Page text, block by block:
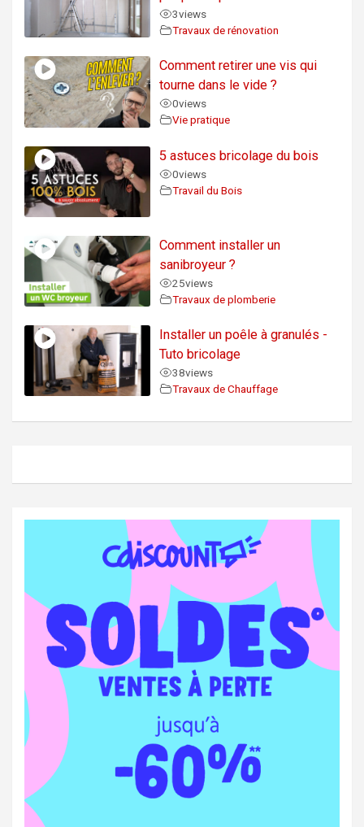
3views
Travaux de rénovation
Comment retirer une vis qui
tourne dans le vide ?
0views
Vie pratique
5 astuces bricolage du bois
0views
Travail du Bois
Comment installer un
sanibroyeur ?
25views
Travaux de plomberie
Installer un poêle à granulés -
Tuto bricolage
38views
Travaux de Chauffage